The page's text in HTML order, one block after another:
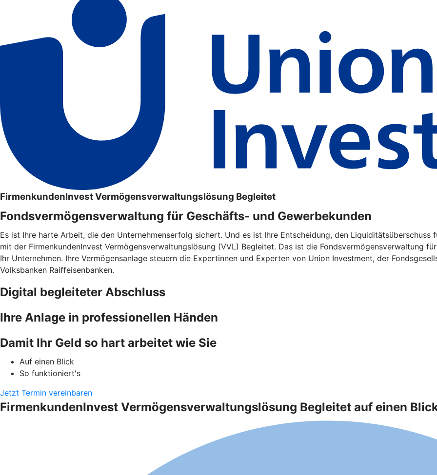
FirmenkundenInvest Vermögensverwaltungslösung Begleitet
Fondsvermögensverwaltung für Geschäfts- und Gewerbekunden
Es ist Ihre harte Arbeit, die den Unternehmenserfolg sichert. Und es ist Ihre Entscheidung, den Liquiditätsüberschuss
mit der FirmenkundenInvest Vermögensverwaltungslösung (VVL) Begleitet. Das ist die Fondsvermögensverwaltung
Ihr Unternehmen. Ihre Vermögensanlage steuern die Expertinnen und Experten von Union Investment, der
Volksbanken Raiffeisenbanken.
Digital begleiteter Abschluss
Ihre Anlage in professionellen Händen
Damit Ihr Geld so hart arbeitet wie Sie
Auf einen Blick
So funktioniert's
Jetzt Termin vereinbaren
FirmenkundenInvest Vermögensverwaltungslösung Begleitet auf einen